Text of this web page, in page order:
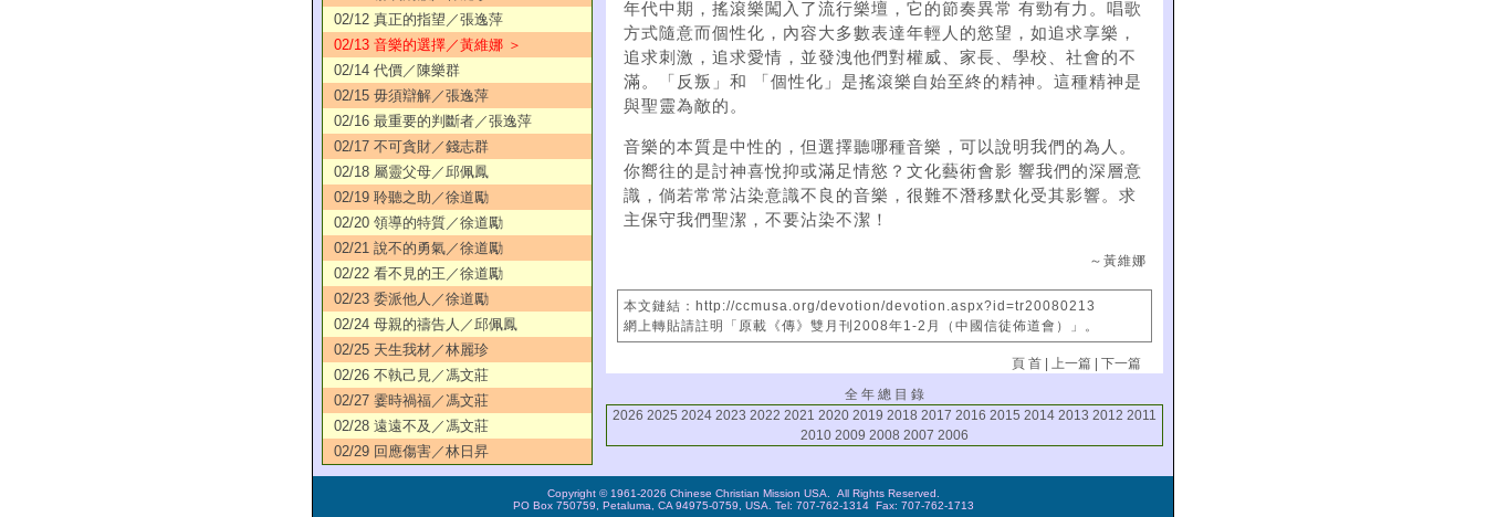
02/12 真正的指望／張逸萍
02/13 音樂的選擇／黃維娜 ＞
02/14 代價／陳樂群
02/15 毋須辯解／張逸萍
02/16 最重要的判斷者／張逸萍
02/17 不可貪財／錢志群
02/18 屬靈父母／邱佩鳳
02/19 聆聽之助／徐道勵
02/20 領導的特質／徐道勵
02/21 說不的勇氣／徐道勵
02/22 看不見的王／徐道勵
02/23 委派他人／徐道勵
02/24 母親的禱告人／邱佩鳳
02/25 天生我材／林麗珍
02/26 不執己見／馮文莊
02/27 霎時禍福／馮文莊
02/28 遠遠不及／馮文莊
02/29 回應傷害／林日昇
年代中期，搖滾樂闖入了流行樂壇，它的節奏異常 有勁有力。唱歌
方式隨意而個性化，內容大多數表達年輕人的慾望，如追求享樂，
追求刺激，追求愛情，並發洩他們對權威、家長、學校、社會的不
滿。「反叛」和 「個性化」是搖滾樂自始至終的精神。這種精神是
與聖靈為敵的。
音樂的本質是中性的，但選擇聽哪種音樂，可以說明我們的為人。
你嚮往的是討神喜悅抑或滿足情慾？文化藝術會影 響我們的深層意
識，倘若常常沾染意識不良的音樂，很難不潛移默化受其影響。求
主保守我們聖潔，不要沾染不潔！
～黃維娜
本文鏈結：http://ccmusa.org/devotion/devotion.aspx?id=tr20080213
網上轉貼請註明「原載《傳》雙月刊2008年1-2月（中國信徒佈道會）」。
頁 首 | 上一篇 |下一篇
全 年 總 目 錄
2026 2025 2024 2023 2022 2021 2020 2019 2018 2017 2016 2015 2014 2013 2012 2011
2010 2009 2008 2007 2006
Copyright © 1961-2026 Chinese Christian Mission USA. All Rights Reserved.
PO Box 750759, Petaluma, CA 94975-0759, USA. Tel: 707-762-1314 Fax: 707-762-1713